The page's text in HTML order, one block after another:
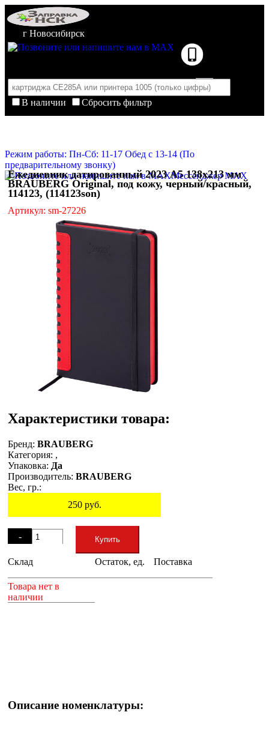
г Новосибирск
В наличии
Сбросить фильтр
Корзина пуста
Режим работы: Пн-Сб: 11-17 Обед с 13-14 (По
предварительному звонку)
Мессенджер MAX
Ежедневник датированный 2023 А5 138x213 мм
BRAUBERG Original, под кожу, черный/красный,
114123, (114123son)
Артикул: sm-27226
Характеристики товара:
Бренд: BRAUBERG
Категория: ,
Упаковка: Да
Производитель: BRAUBERG
Вес, гр.:
250руб.
-
+
Купить
Склад Остаток, ед. Поставка
Товара нет в
наличии
Описание номенклатуры: